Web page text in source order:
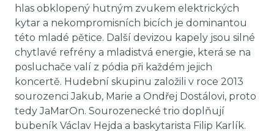
hlas obklopený hutným zvukem elektrických
kytar a nekompromisních bicích je dominantou
této mladé pětice. Další devizou kapely jsou silné
chytlavé refrény a mladistvá energie, která se na
posluchače valí z pódia při každém jejich
koncertě. Hudební skupinu založili v roce 2013
sourozenci Jakub, Marie a Ondřej Dostálovi, proto
tedy JaMarOn. Sourozenecké trio doplňují
bubeník Václav Hejda a baskytarista Filip Karlík.